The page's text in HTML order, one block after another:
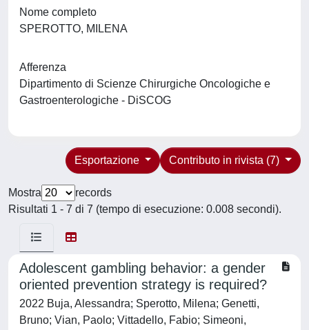
Nome completo
SPEROTTO, MILENA
Afferenza
Dipartimento di Scienze Chirurgiche Oncologiche e
Gastroenterologiche - DiSCOG
Contributo in rivista (7)
Esportazione
Mostra
records
Risultati 1 - 7 di 7 (tempo di esecuzione: 0.008 secondi).
Adolescent gambling behavior: a gender
oriented prevention strategy is required?
2022 Buja, Alessandra; Sperotto, Milena; Genetti,
Bruno; Vian, Paolo; Vittadello, Fabio; Simeoni,